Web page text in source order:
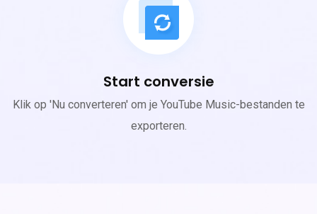
Start conversie
Klik op 'Nu converteren' om je YouTube Music-bestanden te
exporteren.